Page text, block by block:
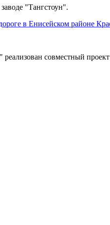
"Тангстоун".
в Енисейском районе
совместный